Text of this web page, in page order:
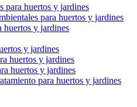
para huertos y jardines
para huertos y jardines
huertos y jardines
y jardines
huertos y jardines
huertos y jardines
para huertos y jardines